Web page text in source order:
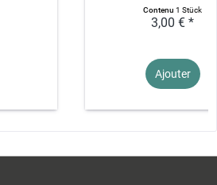
Contenu1 Stück
3,00 € *
Ajouter